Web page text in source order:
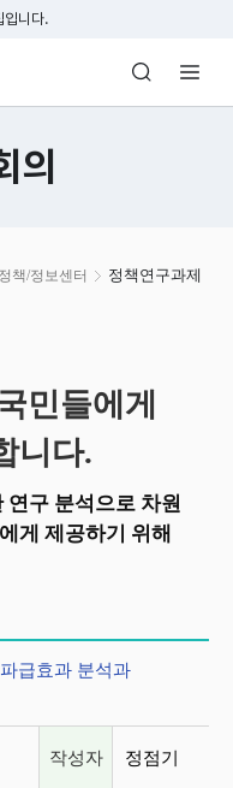
로가기
입니다.
Korea Media
의
정책/정보센터 정책연구과제
민들에게
니다.
연구 분석으로 차원
게 제공하기 위해
급효과 분석과
작성자 정점기